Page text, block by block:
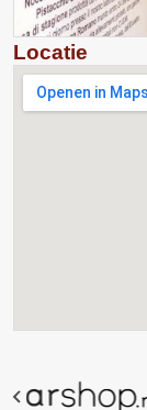
Locatie